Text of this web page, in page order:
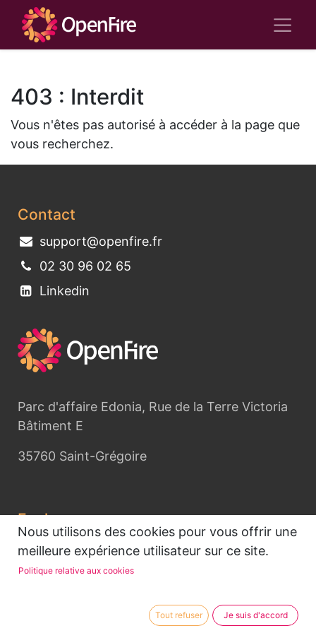
403 : Interdit
Vous n'êtes pas autorisé à accéder à la page que
vous recherchez.
Contact
support@openfire.fr
02 30 96 02 65
Linkedin
Parc d'affaire Edonia, Rue de la Terre Victoria
Bâtiment E
35760 Saint-Grégoire
Explorer
Accueil
OpenFire
Nous utilisons des cookies pour vous offrir une
meilleure expérience utilisateur sur ce site.
Politique relative aux cookies
Tout refuser Je suis d'accord